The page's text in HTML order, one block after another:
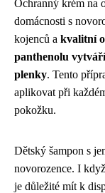
Ochranný krém na
domácnosti s
kojenců a kvalitní
panthenolu
plenky. Tento
aplikovat při
pokožku.
Dětský šampon s
novorozence. I
je důležité mít k